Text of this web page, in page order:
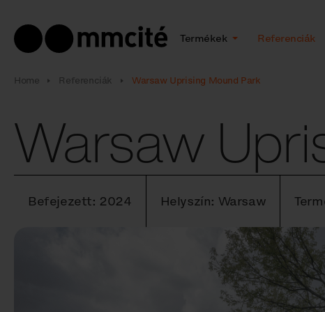
Termékek Referenciák
Home Referenciák Warsaw Uprising Mound Park
Warsaw
Befejezett: 2024 Helyszín: Warsaw